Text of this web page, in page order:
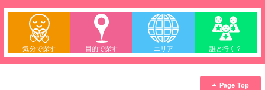
気分で探す 目的で探す エリア 誰と行く？
Page Top